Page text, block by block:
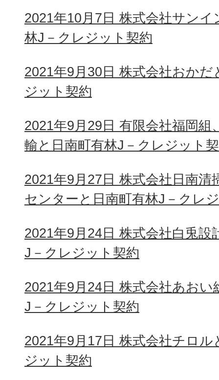
2021年10月7日 株式会社サン
林J－クレジット契約
2021年9月30日 株式会社おか
ジット契約
2021年9月29日 有限会社福岡組
輸と日南町有林J－クレジット
2021年9月27日 株式会社日南清
センターと日南町有林J－クレ
2021年9月24日 株式会社白兎設
J－クレジット契約
2021年9月24日 株式会社あおい
J－クレジット契約
2021年9月17日 株式会社チロ
ジット契約